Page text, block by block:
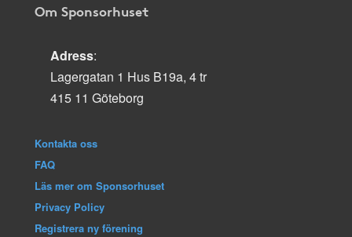
Om Sponsorhuset
Adress:
Lagergatan 1 Hus B19a, 4 tr
415 11 Göteborg
Kontakta oss
FAQ
Läs mer om Sponsorhuset
Privacy Policy
Registrera ny förening